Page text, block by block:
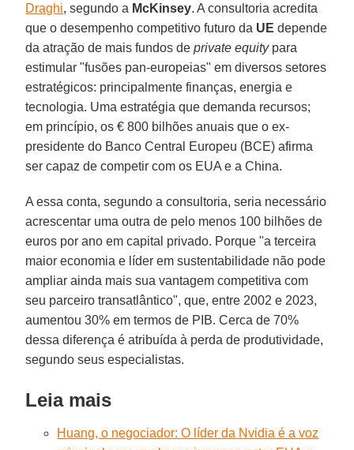
Draghi, segundo a McKinsey. A consultoria acredita
que o desempenho competitivo futuro da UE depende
da atração de mais fundos de private equitypara
estimular "fusões pan-europeias" em diversos setores
estratégicos: principalmente finanças, energia e
tecnologia. Uma estratégia que demanda recursos;
em princípio, os € 800 bilhões anuais que o ex-
presidente do Banco Central Europeu (BCE) afirma
ser capaz de competir com os EUA e a China.
A essa conta, segundo a consultoria, seria necessário
acrescentar uma outra de pelo menos 100 bilhões de
euros por ano em capital privado. Porque "a terceira
maior economia e líder em sustentabilidade não pode
ampliar ainda mais sua vantagem competitiva com
seu parceiro transatlântico", que, entre 2002 e 2023,
aumentou 30% em termos de PIB. Cerca de 70%
dessa diferença é atribuída à perda de produtividade,
segundo seus especialistas.
Leia mais
Huang, o negociador: O líder da Nvidia é a voz